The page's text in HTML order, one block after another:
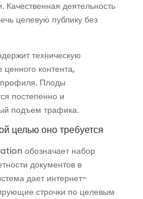
Качественная деятельность
целевую публику без
техническую
контента,
Плоды
постепенно и
подъем трафика.
целью оно требуется
обозначает набор
документов в
дает интернет-
строчки по целевым